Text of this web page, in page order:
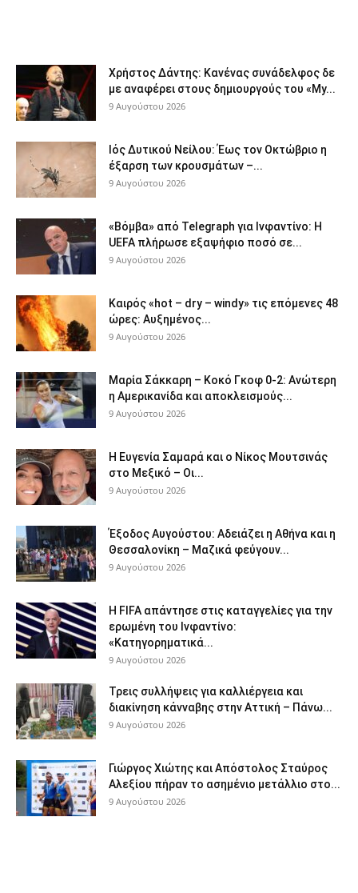
Χρήστος Δάντης: Κανένας συνάδελφος δε
με αναφέρει στους δημιουργούς του «My...
9 Αυγούστου 2026
Ιός Δυτικού Νείλου: Έως τον Οκτώβριο η
έξαρση των κρουσμάτων –...
9 Αυγούστου 2026
«Βόμβα» από Telegraph για Ινφαντίνο: Η
UEFA πλήρωσε εξαψήφιο ποσό σε...
9 Αυγούστου 2026
Καιρός «hot – dry – windy» τις επόμενες 48
ώρες: Αυξημένος...
9 Αυγούστου 2026
Μαρία Σάκκαρη – Κοκό Γκοφ 0-2: Ανώτερη
η Αμερικανίδα και αποκλεισμούς...
9 Αυγούστου 2026
Η Ευγενία Σαμαρά και ο Νίκος Μουτσινάς
στο Μεξικό – Οι...
9 Αυγούστου 2026
Έξοδος Αυγούστου: Αδειάζει η Αθήνα και η
Θεσσαλονίκη – Μαζικά φεύγουν...
9 Αυγούστου 2026
Η FIFA απάντησε στις καταγγελίες για την
ερωμένη του Ινφαντίνο:
«Κατηγορηματικά...
9 Αυγούστου 2026
Τρεις συλλήψεις για καλλιέργεια και
διακίνηση κάνναβης στην Αττική – Πάνω...
9 Αυγούστου 2026
Γιώργος Χιώτης και Απόστολος Σταύρος
Αλεξίου πήραν το ασημένιο μετάλλιο στο...
9 Αυγούστου 2026